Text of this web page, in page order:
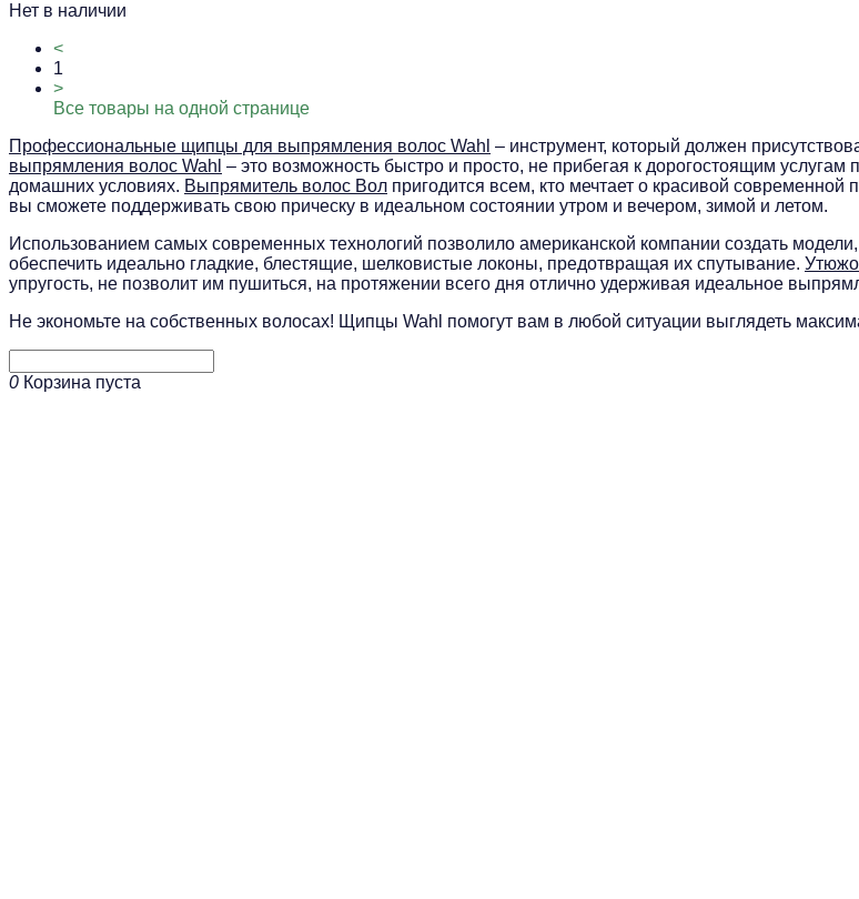
Нет в наличии
<
1
>
Все товары на одной странице
Профессиональные щипцы для выпрямления волос Wahl – инструмент, который должен
выпрямления волос Wahl – это возможность быстро и просто, не прибегая к дорогостоящим
домашних условиях. Выпрямитель волос Вол пригодится всем, кто мечтает о красивой
вы сможете поддерживать свою прическу в идеальном состоянии утром и вечером, зимой и летом.
Использованием самых современных технологий позволило американской компании создать
обеспечить идеально гладкие, блестящие, шелковистые локоны, предотвращая их спутывание.
упругость, не позволит им пушиться, на протяжении всего дня отлично удерживая идеальное
Не экономьте на собственных волосах! Щипцы Wahl помогут вам в любой ситуации выглядеть
0 Корзина пуста